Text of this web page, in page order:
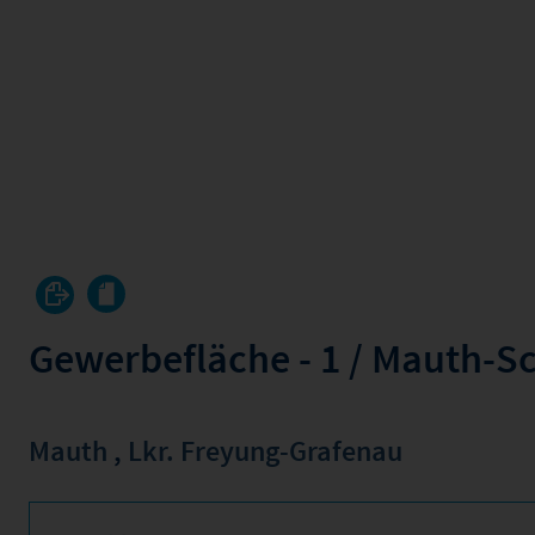
Gewerbefläche - 1 / Mauth-
Mauth , Lkr. Freyung-Grafenau